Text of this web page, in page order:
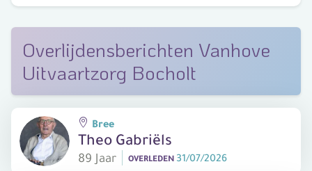
Overlijdensberichten Vanhove
Uitvaartzorg Bocholt
Theo Gabriëls
89 Jaar
Bree
OVERLEDEN 31/07/2026